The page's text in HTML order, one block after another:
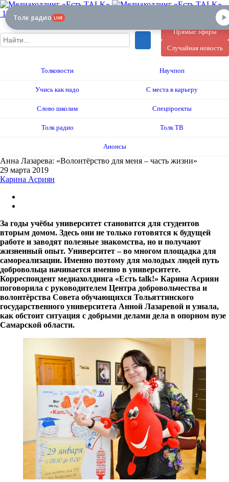
12+
Прямые эфиры
Случайная новость
Толковости Научпоп
Учись как надо С места в карьеру
Слово школам Спецпроекты
Толк радио Толк ТВ
Анонсы
Анна Лазарева: «Волонтёрство для меня – часть жизни»
29 марта 2019
Карина Асриян
За годы учёбы университет становится для студентов
вторым домом. Здесь они не только готовятся к будущей
работе и заводят полезные знакомства, но и получают
жизненный опыт. Университет – во многом площадка для
самореализации. Именно поэтому для молодых людей путь
добровольца начинается именно в университете.
Корреспондент медиахолдинга «Есть talk!» Карина Асриян
поговорила с руководителем Центра добровольчества и
волонтёрства Совета обучающихся Тольяттинского
государственного университета Анной Лазаревой и узнала,
как обстоит ситуация с добрыми делами дела в опорном вузе
Самарской области.
Толк радио LIVE